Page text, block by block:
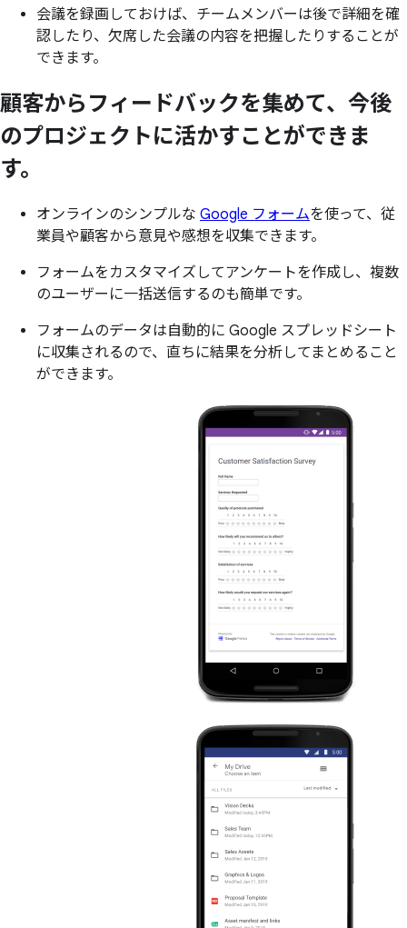
会議を録画しておけば、チームメンバーは後で詳細を確
認したり、欠席した会議の内容を把握したりすることが
できます。
顧客から フィードバックを集めて、 今後
のプロジェクトに活かすことができま
す。
オンラインのシンプルな Google フォームを使って、従
業員や顧客から意見や感想を収集できます。
フォームをカスタマイズしてアンケートを作成し、複数
のユーザーに一括送信するのも簡単です。
フォームのデータは自動的に Google スプレッドシート
に収集されるので、直ちに結果を分析してまとめること
ができます。